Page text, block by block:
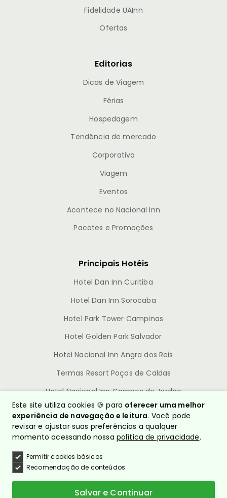
Fidelidade UAInn
Ofertas
Editorias
Dicas de Viagem
Férias
Hospedagem
Tendência de mercado
Corporativo
Viagem
Eventos
Acontece no Nacional Inn
Pacotes e Promoções
Principais Hotéis
Hotel Dan Inn Curitiba
Hotel Dan Inn Sorocaba
Hotel Park Tower Campinas
Hotel Golden Park Salvador
Hotel Nacional Inn Angra dos Reis
Termas Resort Poços de Caldas
Hotel Nacional Inn Campos do Jordão
© Nacional Inn Hotéis
CNPJ: 10.628.960/0001-54
Política de Privacidade
Quem somos?
Este site utiliza cookies 🍪 para oferecer uma melhor
experiência de navegação e leitura. Você pode
revisar e ajustar suas preferências a qualquer
momento acessando nossa política de privacidade.
Permitir cookies básicos
Recomendação de conteúdos
Salvar e Continuar